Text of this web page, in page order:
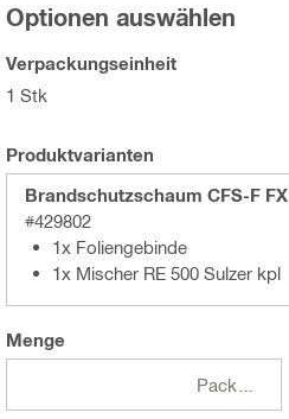
Optionen auswählen
Verpackungseinheit
1 Stk
Produktvarianten
Brandschutzschaum CFS-F FX
#429802
1x Foliengebinde
1x Mischer RE 500 Sulzer kpl
Menge
Packungen